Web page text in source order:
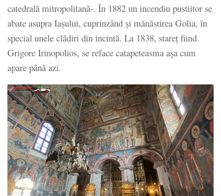
catedrală mitropolitană-. În 1882 un incendiu pustiitor se
abate asupra Iașului, cuprinzând și mănăstirea Golia, în
special unele clădiri din incintă. La 1838, stareț fiind
Grigore Irinopolios, se reface catapeteasma așa cum
apare până azi.